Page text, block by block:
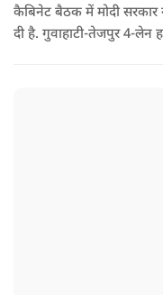
कैबिनेट बैठक में मोदी
दी है. गुवाहाटी-तेजपुर 4-लेन